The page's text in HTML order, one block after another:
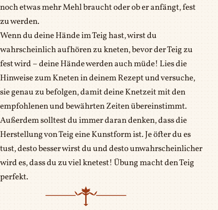
noch etwas mehr Mehl braucht oder ob er anfängt, fest
zu werden.
Wenn du deine Hände im Teig hast, wirst du
wahrscheinlich aufhören zu kneten, bevor der Teig zu
fest wird – deine Hände werden auch müde! Lies die
Hinweise zum Kneten in deinem Rezept und versuche,
sie genau zu befolgen, damit deine Knetzeit mit den
empfohlenen und bewährten Zeiten übereinstimmt.
Außerdem solltest du immer daran denken, dass die
Herstellung von Teig eine Kunstform ist. Je öfter du es
tust, desto besser wirst du und desto unwahrscheinlicher
wird es, dass du zu viel knetest! Übung macht den Teig
perfekt.